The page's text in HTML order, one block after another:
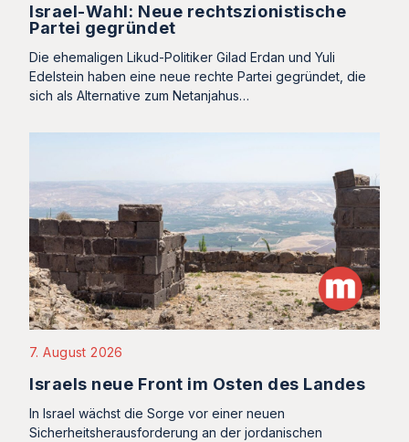
Israel-Wahl: Neue rechtszionistische
Partei gegründet
Die ehemaligen Likud-Politiker Gilad Erdan und Yuli
Edelstein haben eine neue rechte Partei gegründet, die
sich als Alternative zum Netanjahus…
7. August 2026
Israels neue Front im Osten des Landes
In Israel wächst die Sorge vor einer neuen
Sicherheitsherausforderung an der jordanischen